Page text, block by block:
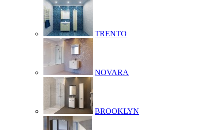
TRENTO
NOVARA
BROOKLYN